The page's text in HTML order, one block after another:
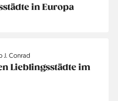
in Europa
J. Conrad
Lieblingsstädte im